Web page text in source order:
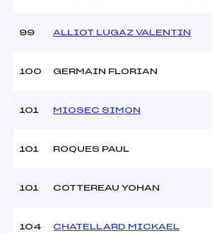
99 ALLIOT LUGAZ VALENTIN
100 GERMAIN FLORIAN
101 MIOSEC SIMON
101 ROQUES PAUL
101 COTTEREAU YOHAN
104 CHATELLARD MICKAEL